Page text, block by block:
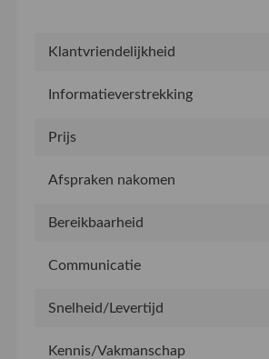
Klantvriendelijkheid
Informatieverstrekking
Prijs
Afspraken nakomen
Bereikbaarheid
Communicatie
Snelheid/Levertijd
Kennis/Vakmanschap